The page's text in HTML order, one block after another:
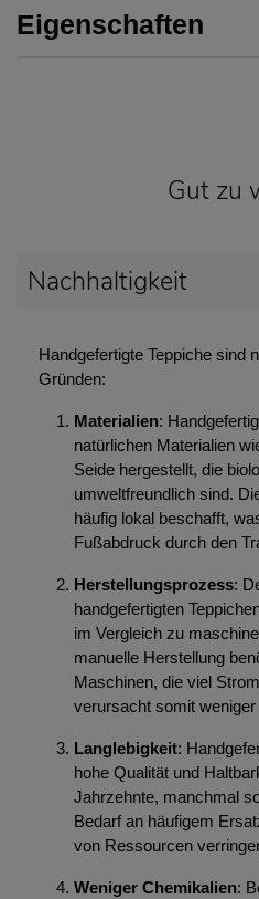
Eigenschaften
Gut zu
Nachhaltigkeit
Handgefertigte Teppiche sind
Gründen:
Materialien:
natürlichen Materialien
Seide hergestellt, die
umweltfreundlich sind.
häufig lokal beschafft,
Fußabdruck durch den
Herstellungsprozess:
handgefertigten
im Vergleich zu
manuelle Herstellung
Maschinen, die viel
verursacht somit
Langlebigkeit:
hohe Qualität und
Jahrzehnte, manchmal
Bedarf an häufigem
von Ressourcen
Weniger Chemikalien: